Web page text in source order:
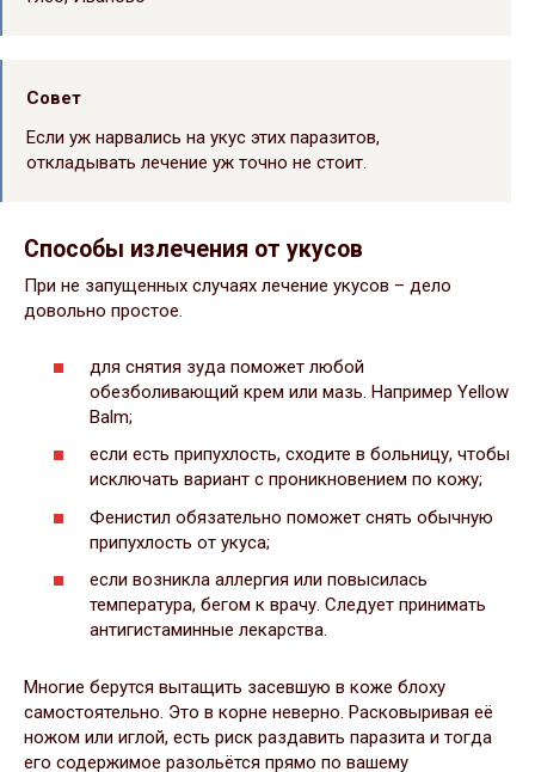
Совет
Если уж нарвались на укус этих паразитов,
откладывать лечение уж точно не стоит.
Способы излечения от укусов
При не запущенных случаях лечение укусов – дело
довольно простое.
для снятия зуда поможет любой
обезболивающий крем или мазь. Например Yellow
Balm;
если есть припухлость, сходите в больницу, чтобы
исключать вариант с проникновением по кожу;
Фенистил обязательно поможет снять обычную
припухлость от укуса;
если возникла аллергия или повысилась
температура, бегом к врачу. Следует принимать
антигистаминные лекарства.
Многие берутся вытащить засевшую в коже блоху
самостоятельно. Это в корне неверно. Расковыривая её
ножом или иглой, есть риск раздавить паразита и тогда
его содержимое разольётся прямо по вашему